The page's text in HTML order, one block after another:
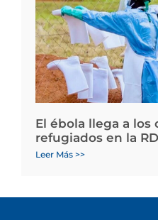
El ébola llega a
refugiados en la
Leer Más >>